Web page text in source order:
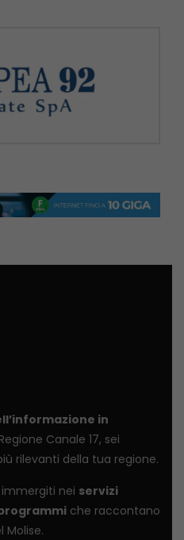
in
Canale 17, sei
rilevanti della tua regione.
immergiti nei servizi
che raccontano
Molise.